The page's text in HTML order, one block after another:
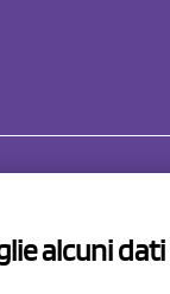
Prov.le Sassuolo
alcuni